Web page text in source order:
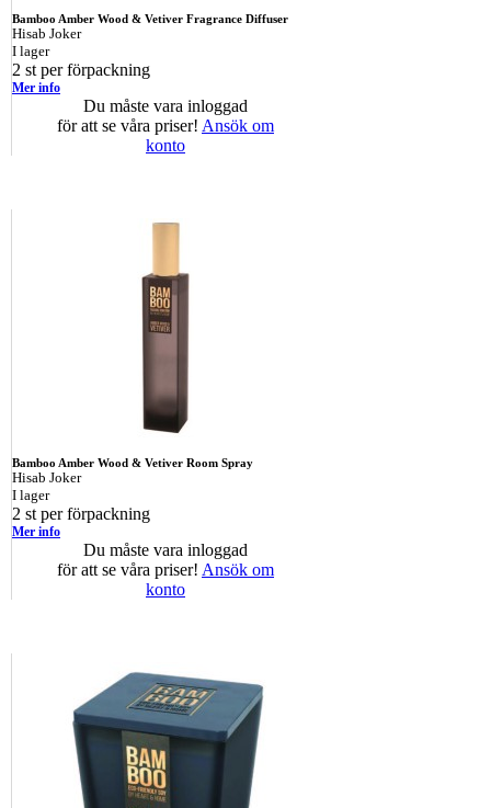
Bamboo Amber Wood & Vetiver Fragrance Diffuser
Hisab Joker
I lager
2 st per förpackning
Mer info
Du måste vara inloggad
för att se våra priser! Ansök om
konto
Bamboo Amber Wood & Vetiver Room Spray
Hisab Joker
I lager
2 st per förpackning
Mer info
Du måste vara inloggad
för att se våra priser! Ansök om
konto